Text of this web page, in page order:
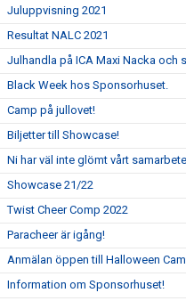
Juluppvisning 2021
Resultat NALC 2021
Julhandla på ICA Maxi Nacka och
Black Week hos Sponsorhuset.
Camp på jullovet!
Biljetter till Showcase!
Ni har väl inte glömt vårt
Showcase 21/22
Twist Cheer Comp 2022
Paracheer är igång!
Anmälan öppen till Halloween
Information om Sponsorhuset!